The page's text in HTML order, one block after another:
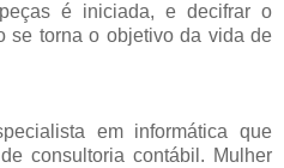
é iniciada, e decifrar o
se torna o objetivo da vida de
em informática que
consultoria contábil. Mulher